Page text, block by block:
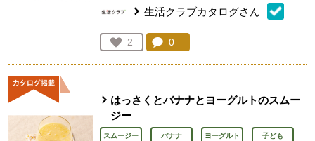
生活クラブカタログさん
お気に入り登録：
2
人が登録
コメント：
0
はっさくとバナナとヨーグルトのスムー
ジー
スムージー バナナ ヨーグルト 子ども